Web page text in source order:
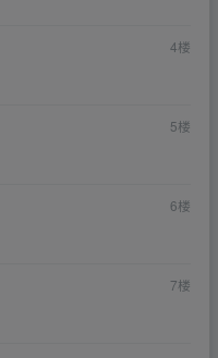
4楼
5楼
6楼
7楼